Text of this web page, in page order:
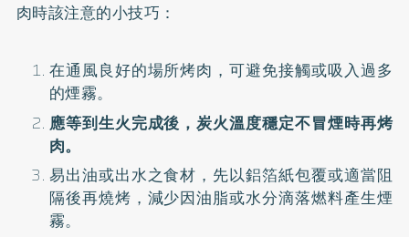
肉時該注意的小技巧：
在通風良好的場所烤肉，可避免接觸或吸入過多
的煙霧。
應等到生火完成後，炭火溫度穩定不冒煙時再烤
肉。
易出油或出水之食材，先以鋁箔紙包覆或適當阻
隔後再燒烤，減少因油脂或水分滴落燃料產生煙
霧。